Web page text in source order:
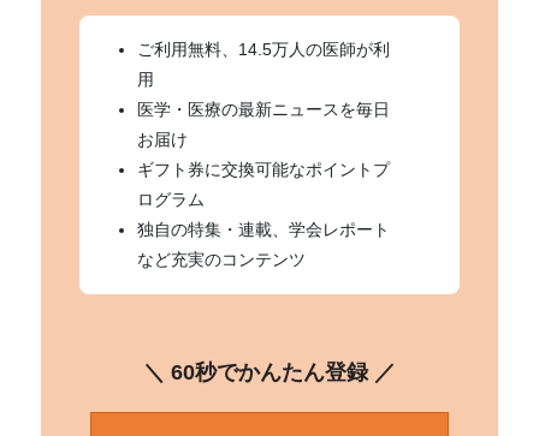
ご利用無料、14.5万人の医師が利
用
医学・医療の最新ニュースを毎日
お届け
ギフト券に交換可能なポイントプ
ログラム
独自の特集・連載、学会レポート
など充実のコンテンツ
＼ 60秒でかんたん登録 ／